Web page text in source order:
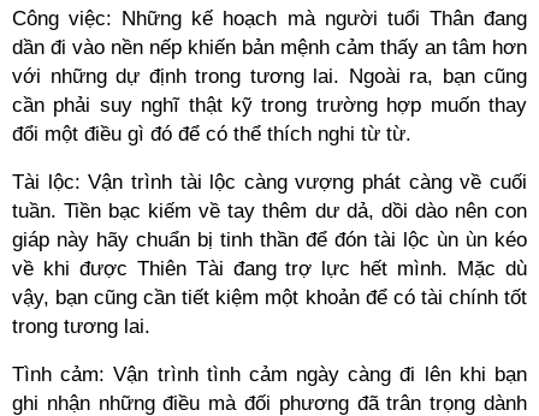
Công việc: Những kế hoạch mà người tuổi Thân đang
dần đi vào nền nếp khiến bản mệnh cảm thấy an tâm hơn
với những dự định trong tương lai. Ngoài ra, bạn cũng
cần phải suy nghĩ thật kỹ trong trường hợp muốn thay
đổi một điều gì đó để có thể thích nghi từ từ.
Tài lộc: Vận trình tài lộc càng vượng phát càng về cuối
tuần. Tiền bạc kiếm về tay thêm dư dả, dồi dào nên con
giáp này hãy chuẩn bị tinh thần để đón tài lộc ùn ùn kéo
về khi được Thiên Tài đang trợ lực hết mình. Mặc dù
vậy, bạn cũng cần tiết kiệm một khoản để có tài chính tốt
trong tương lai.
Tình cảm: Vận trình tình cảm ngày càng đi lên khi bạn
ghi nhận những điều mà đối phương đã trân trọng dành